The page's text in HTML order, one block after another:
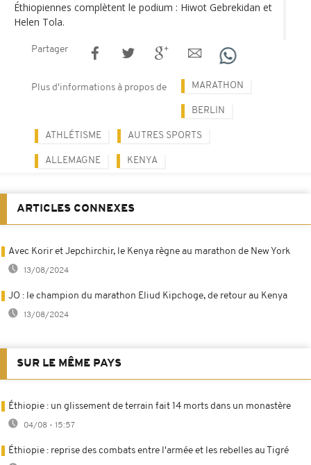
Éthiopiennes complètent le podium : Hiwot Gebrekidan et
Helen Tola.
Partager
Plus d'informations à propos de MARATHON
BERLIN
ATHLÉTISME AUTRES SPORTS
ALLEMAGNE KENYA
ARTICLES CONNEXES
Avec Korir et Jepchirchir, le Kenya règne au marathon de New York
13/08/2024
JO : le champion du marathon Eliud Kipchoge, de retour au Kenya
13/08/2024
SUR LE MÊME PAYS
Éthiopie : un glissement de terrain fait 14 morts dans un monastère
04/08 - 15:57
Éthiopie : reprise des combats entre l'armée et les rebelles au Tigré